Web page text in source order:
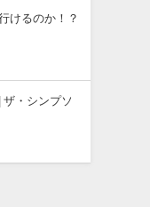
けるのか！？
ザ・シンプソ